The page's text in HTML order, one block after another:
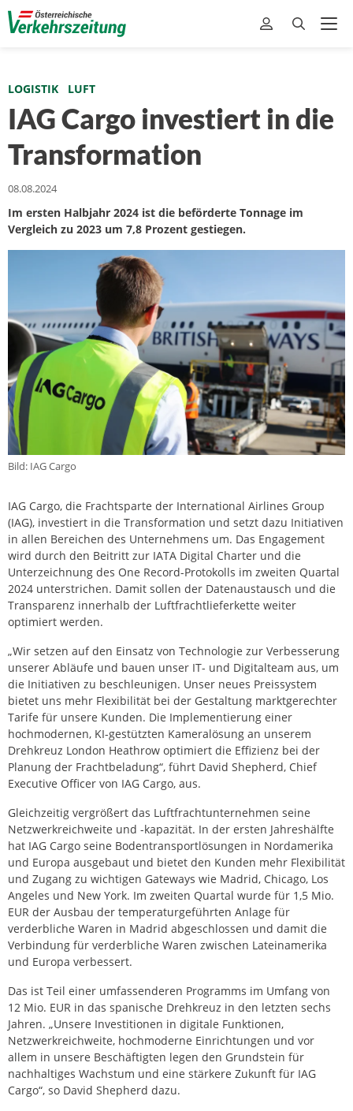
LOGISTIK LUFT
IAG Cargo investiert in die
Transformation
08.08.2024
Im ersten Halbjahr 2024 ist die beförderte Tonnage im
Vergleich zu 2023 um 7,8 Prozent gestiegen.
Bild: IAG Cargo
IAG Cargo, die Frachtsparte der International Airlines Group
(IAG), investiert in die Transformation und setzt dazu Initiativen
in allen Bereichen des Unternehmens um. Das Engagement
wird durch den Beitritt zur IATA Digital Charter und die
Unterzeichnung des One Record-Protokolls im zweiten Quartal
2024 unterstrichen. Damit sollen der Datenaustausch und die
Transparenz innerhalb der Luftfrachtlieferkette weiter
optimiert werden.
„Wir setzen auf den Einsatz von Technologie zur Verbesserung
unserer Abläufe und bauen unser IT- und Digitalteam aus, um
die Initiativen zu beschleunigen. Unser neues Preissystem
bietet uns mehr Flexibilität bei der Gestaltung marktgerechter
Tarife für unsere Kunden. Die Implementierung einer
hochmodernen, KI-gestützten Kameralösung an unserem
Drehkreuz London Heathrow optimiert die Effizienz bei der
Planung der Frachtbeladung“, führt David Shepherd, Chief
Executive Officer von IAG Cargo, aus.
Gleichzeitig vergrößert das Luftfrachtunternehmen seine
Netzwerkreichweite und -kapazität. In der ersten Jahreshälfte
hat IAG Cargo seine Bodentransportlösungen in Nordamerika
und Europa ausgebaut und bietet den Kunden mehr Flexibilität
und Zugang zu wichtigen Gateways wie Madrid, Chicago, Los
Angeles und New York. Im zweiten Quartal wurde für 1,5 Mio.
EUR der Ausbau der temperaturgeführten Anlage für
verderbliche Waren in Madrid abgeschlossen und damit die
Verbindung für verderbliche Waren zwischen Lateinamerika
und Europa verbessert.
Das ist Teil einer umfassenderen Programms im Umfang von
12 Mio. EUR in das spanische Drehkreuz in den letzten sechs
Jahren. „Unsere Investitionen in digitale Funktionen,
Netzwerkreichweite, hochmoderne Einrichtungen und vor
allem in unsere Beschäftigten legen den Grundstein für
nachhaltiges Wachstum und eine stärkere Zukunft für IAG
Cargo“, so David Shepherd dazu.